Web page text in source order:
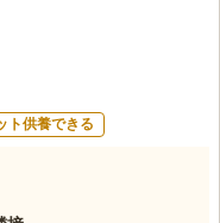
ト供養できる